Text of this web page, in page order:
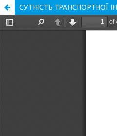
СУТНІСТЬ ТРАНСПОРТНОЇ